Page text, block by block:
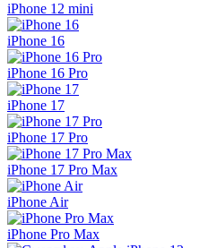
iPhone 12 mini
iPhone 16
iPhone 16 Pro
iPhone 17
iPhone 17 Pro
iPhone 17 Pro Max
iPhone Air
iPhone Pro Max